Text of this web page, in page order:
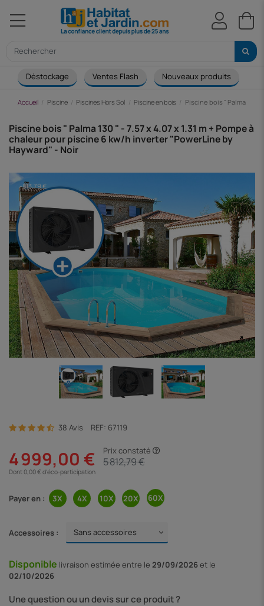
Déstockage Ventes Flash Nouveaux produits
Accueil Piscine Piscines Hors Sol Piscine en bois Piscine bois " Palma 130
Piscine bois " Palma 130 " - 7.57 x 4.07 x 1.31 m + Pompe à
chaleur pour piscine 6 kw/h inverter "PowerLine by
Hayward" - Noir
-813,79 €
38 Avis REF: 67119
4 999,00 € Prix constaté
5 812,79 €
Dont 0,00 € d'éco-participation
Payer en :
Accessoires :
Disponible livraison estimée entre le 29/09/2026et le
02/10/2026
Une question ou un devis sur ce produit ?